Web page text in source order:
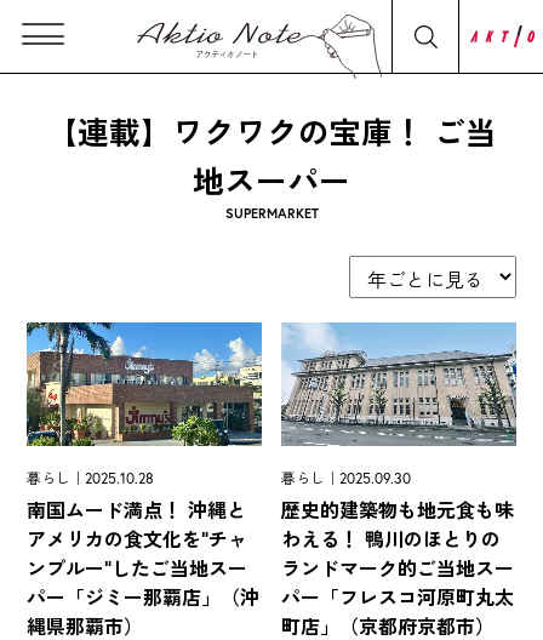
【連載】ワクワクの宝庫！ ご当
地スーパー
SUPERMARKET
暮らし｜2025.10.28
南国ムード満点！ 沖縄と
アメリカの食文化を"チャ
ンプルー"したご当地スー
パー「ジミー那覇店」（沖
縄県那覇市）
暮らし｜2025.09.30
歴史的建築物も地元食も味
わえる！ 鴨川のほとりの
ランドマーク的ご当地スー
パー「フレスコ河原町丸太
町店」（京都府京都市）